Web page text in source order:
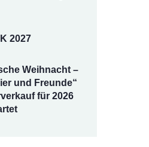
2027
Weihnacht –
und Freunde“
für 2026